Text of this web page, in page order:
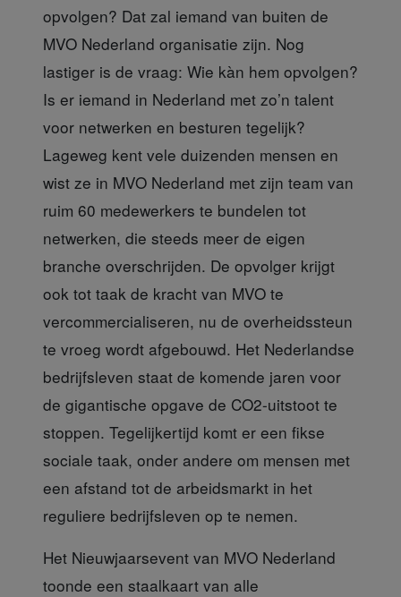
opvolgen? Dat zal iemand van buiten de
MVO Nederland organisatie zijn. Nog
lastiger is de vraag: Wie kàn hem opvolgen?
Is er iemand in Nederland met zo’n talent
voor netwerken en besturen tegelijk?
Lageweg kent vele duizenden mensen en
wist ze in MVO Nederland met zijn team van
ruim 60 medewerkers te bundelen tot
netwerken, die steeds meer de eigen
branche overschrijden. De opvolger krijgt
ook tot taak de kracht van MVO te
vercommercialiseren, nu de overheidssteun
te vroeg wordt afgebouwd. Het Nederlandse
bedrijfsleven staat de komende jaren voor
de gigantische opgave de CO2-uitstoot te
stoppen. Tegelijkertijd komt er een fikse
sociale taak, onder andere om mensen met
een afstand tot de arbeidsmarkt in het
reguliere bedrijfsleven op te nemen.
Het Nieuwjaarsevent van MVO Nederland
toonde een staalkaart van alle